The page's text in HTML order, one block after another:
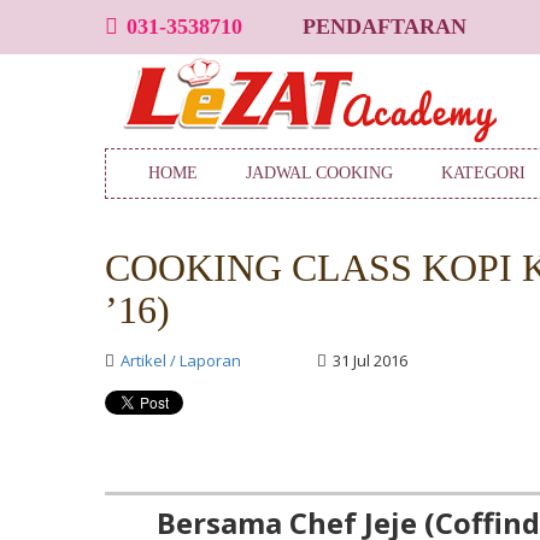
031-3538710 PENDAFTARAN
HOME JADWAL COOKING KATEGORI
COOKING CLASS KOPI
’16)
Artikel / Laporan 31 Jul 2016
Bersama Chef Jeje